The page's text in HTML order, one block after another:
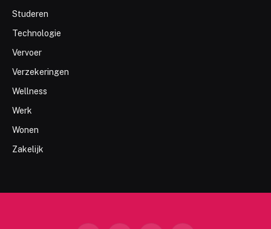
Studeren
Technologie
Vervoer
Verzekeringen
Wellness
Werk
Wonen
Zakelijk